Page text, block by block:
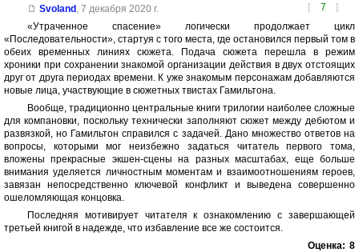
[ 7 ]
Svoland, 7 декабря 2020 г.
«Утраченное спасение» логически продолжает цикл
«Последовательности», стартуя с того места, где остановился первый том в
обеих временных линиях сюжета. Подача сюжета перешла в режим
хроники при сохранении знакомой организации действия в двух отстоящих
друг от друга периодах времени. К уже знакомым персонажам добавляются
новые лица, участвующие в сюжетных твистах Гамильтона.
Вообще, традиционно центральные книги трилогии наиболее сложные
для компановки, поскольку технически заполняют сюжет между дебютом и
развязкой, но Гамильтон справился с задачей. Дано множество ответов на
вопросы, которыми мог неизбежно задаться читатель первого тома,
вложены прекрасные экшен-сцены на разных масштабах, еще больше
внимания уделяется личностным моментам и взаимоотношениям героев,
завязан непосредственно ключевой конфликт и выведена совершенно
ошеломляющая концовка.
Последняя мотивирует читателя к ознакомлению с завершающей
третьей книгой в надежде, что избавление все же состоится.
Оценка: 8